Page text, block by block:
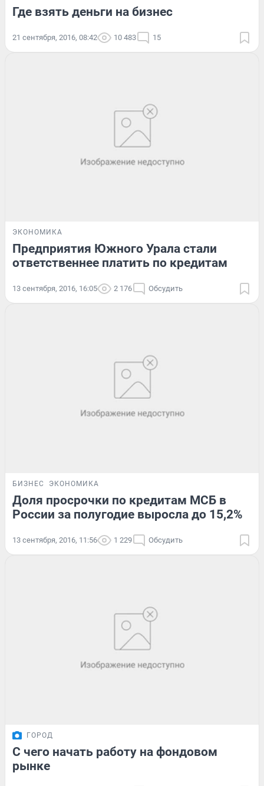
Где взять деньги на бизнес
21 сентября, 2016, 08:42 10 483 15
ЭКОНОМИКА
Предприятия Южного Урала стали
ответственнее платить по кредитам
13 сентября, 2016, 16:05 2 176 Обсудить
БИЗНЕС ЭКОНОМИКА
Доля просрочки по кредитам МСБ в
России за полугодие выросла до 15,2%
13 сентября, 2016, 11:56 1 229 Обсудить
ГОРОД
С чего начать работу на фондовом
рынке